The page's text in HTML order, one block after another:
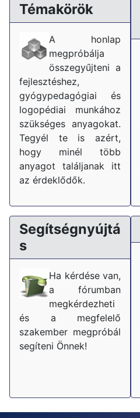
Témakörök
A honlap
megpróbálja
összegyűjteni a
fejlesztéshez,
gyógypedagógiai és
logopédiai munkához
szükséges anyagokat.
Tegyél te is azért,
hogy minél több
anyagot találjanak itt
az érdeklődők.
Segítségnyújtá
s
Ha kérdése van,
a fórumban
megkérdezheti
és a megfelelő
szakember megpróbál
segíteni Önnek!